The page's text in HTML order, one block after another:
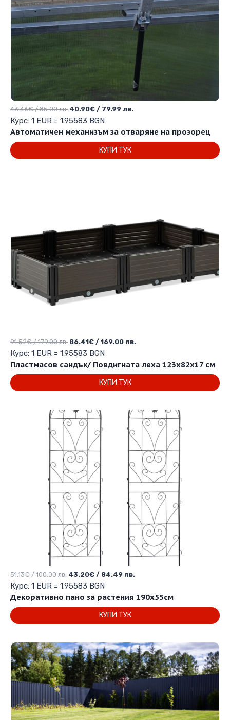
Автоматичен механизъм за отваряне на прозорец
43.46€/ 85.00 лв. Original
price
was:
85.00 лв..
40.90€ / 79.99 лв.Текущата
е:
79.99 лв..
Курс: 1 EUR = 1.95583 BGN
КУПИ ТУК
Пластмасов сандък/ Повдигната леха 123х82х17 см
91.52€/ 179.00 лв. Original
price
was:
179.00 лв..
86.41€ / 169.00 лв.
е:
169.00 лв..
Курс: 1 EUR = 1.95583 BGN
КУПИ ТУК
Декоративно пано за растения 190х55см
51.13€/ 100.00 лв. Original
price
was:
100.00 лв..
43.20€ / 84.49 лв.
е:
84.49 лв..
Курс: 1 EUR = 1.95583 BGN
КУПИ ТУК